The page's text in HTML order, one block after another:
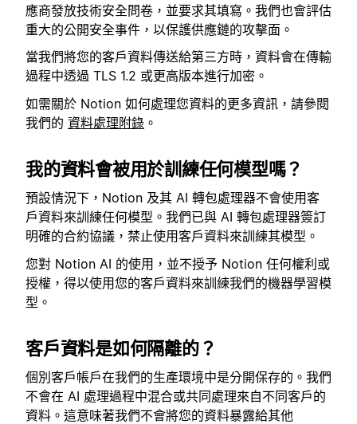
應商發放技術安全問卷，並要求其填寫。我們也會評估
重大的公開安全事件，以保護供應鏈的攻擊面。
當我們將您的客戶資料傳送給第三方時，資料會在傳輸
過程中透過 TLS 1.2 或更高版本進行加密。
如需關於 Notion 如何處理您資料的更多資訊，請參閱
我們的 資料處理附錄 。
我的資料會被用於訓練任何模型嗎？
預設情況下，Notion 及其 AI 轉包處理器不會使用客
戶資料來訓練任何模型。我們已與 AI 轉包處理器簽訂
明確的合約協議，禁止使用客戶資料來訓練其模型。
您對 Notion AI 的使用，並不授予 Notion 任何權利或
授權，得以使用您的客戶資料來訓練我們的機器學習模
型。
客戶資料是如何隔離的？
個別客戶帳戶在我們的生產環境中是分開保存的。我們
不會在 AI 處理過程中混合或共同處理來自不同客戶的
資料。這意味著我們不會將您的資料暴露給其他